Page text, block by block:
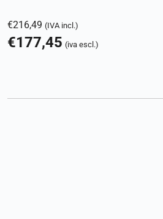
€216,49 (IVA incl.)
€177,45 (iva escl.)